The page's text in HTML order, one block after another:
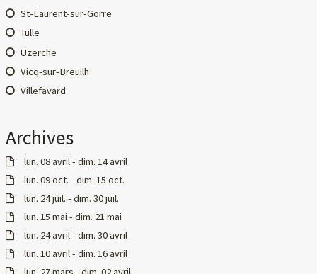
St-Laurent-sur-Gorre
Tulle
Uzerche
Vicq-sur-Breuilh
Villefavard
Archives
lun. 08 avril - dim. 14 avril
lun. 09 oct. - dim. 15 oct.
lun. 24 juil. - dim. 30 juil.
lun. 15 mai - dim. 21 mai
lun. 24 avril - dim. 30 avril
lun. 10 avril - dim. 16 avril